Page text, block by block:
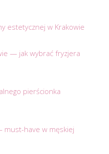
estetycznej w Krakowie
— jak wybrać fryzjera
pierścionka
must-have w męskiej